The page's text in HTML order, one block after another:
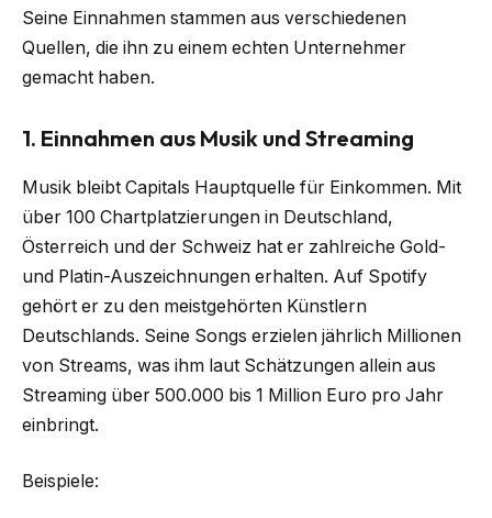
Seine Einnahmen stammen aus verschiedenen
Quellen, die ihn zu einem echten Unternehmer
gemacht haben.
1. Einnahmen aus Musik und Streaming
Musik bleibt Capitals Hauptquelle für Einkommen. Mit
über 100 Chartplatzierungen in Deutschland,
Österreich und der Schweiz hat er zahlreiche Gold-
und Platin-Auszeichnungen erhalten. Auf Spotify
gehört er zu den meistgehörten Künstlern
Deutschlands. Seine Songs erzielen jährlich Millionen
von Streams, was ihm laut Schätzungen allein aus
Streaming über 500.000 bis 1 Million Euro pro Jahr
einbringt.
Beispiele: